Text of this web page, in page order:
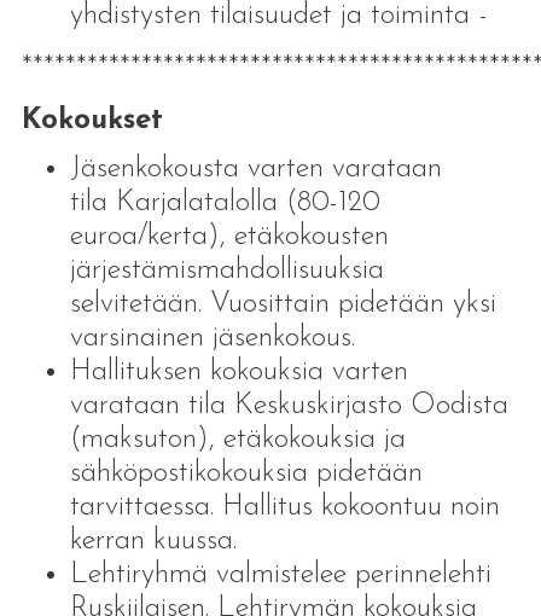
yhdistysten tilaisuudet ja toiminta -
Kokoukset
Jäsenkokousta varten varataan
tila Karjalatalolla (80-120
euroa/kerta), etäkokousten
järjestämismahdollisuuksia
selvitetään. Vuosittain pidetään yksi
varsinainen jäsenkokous.
Hallituksen kokouksia varten
varataan tila Keskuskirjasto Oodista
(maksuton), etäkokouksia ja
sähköpostikokouksia pidetään
tarvittaessa. Hallitus kokoontuu noin
kerran kuussa.
Lehtiryhmä valmistelee perinnelehti
Ruskiilaisen. Lehtirymän kokouksia